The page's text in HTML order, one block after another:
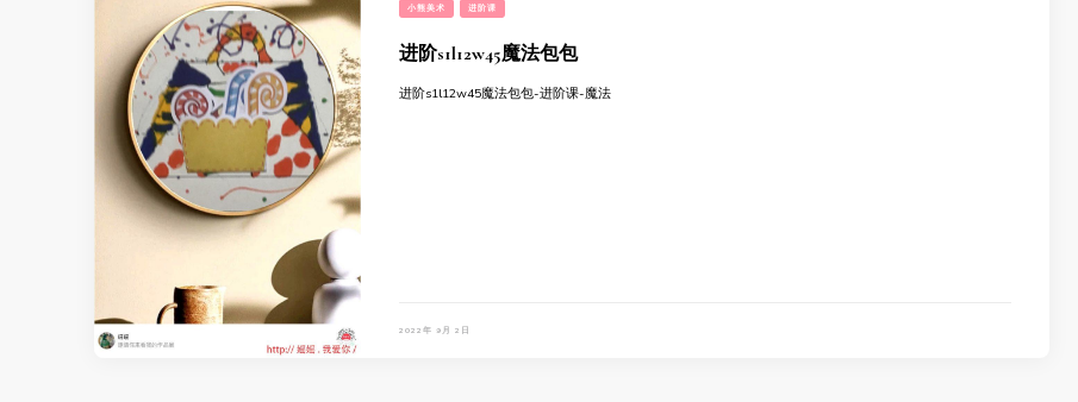
小熊美术 进阶课
进阶s1l12w45魔法包包
进阶s1l12w45魔法包包-进阶课-魔法
2022年 9月 2日